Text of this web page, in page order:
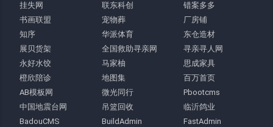
挂失网
联东科创
错案多多
书画联盟
宠物葬
厂房铺
知序
华派体育
东仓造材
展贝货架
全国救助寻亲网
寻亲寻人网
永好水饺
马家柚
思成家具
橙欣陪诊
地图集
百万首页
AB模板网
微光同行
Pbootcms
中国地震台网
吊篮回收
临沂鸽业
BadouCMS
BuildAdmin
FastAdmin